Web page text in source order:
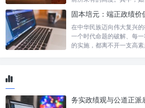
在中华民族迈向伟大复兴
一个时代命题的破解、每
的实施，都离不开一支高